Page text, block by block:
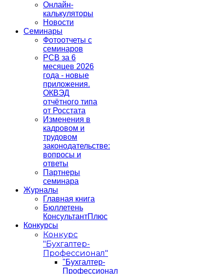
Онлайн-
калькуляторы
Новости
Семинары
Фотоотчеты с
семинаров
РСВ за 6
месяцев 2026
года - новые
приложения.
ОКВЭД
отчётного типа
от Росстата
Изменения в
кадровом и
трудовом
законодательстве:
вопросы и
ответы
Партнеры
семинара
Журналы
Главная книга
Бюллетень
КонсультантПлюс
Конкурсы
Конкурс
"Бухгалтер-
Профессионал"
"Бухгалтер-
Профессионал